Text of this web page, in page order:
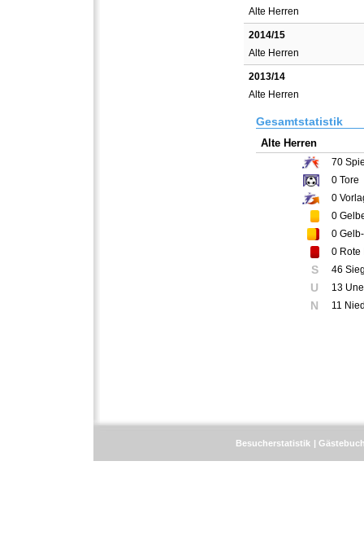
Alte Herren
2014/15
Alte Herren
2013/14
Alte Herren
Gesamtstatistik
Alte Herren
70
0 Tore
0
0
0
0 Rote
S 46
U 13
N 11
Besucherstatistik